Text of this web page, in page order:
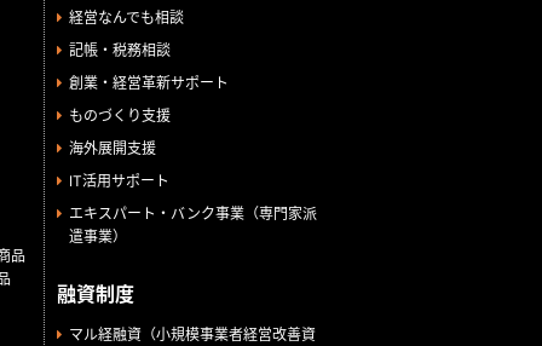
品
経営なんでも相談
記帳・税務相談
創業・経営革新サポート
ものづくり支援
海外展開支援
IT活用サポート
エキスパート・バンク事業（専門家派
遣事業）
融資制度
マル経融資（小規模事業者経営改善資